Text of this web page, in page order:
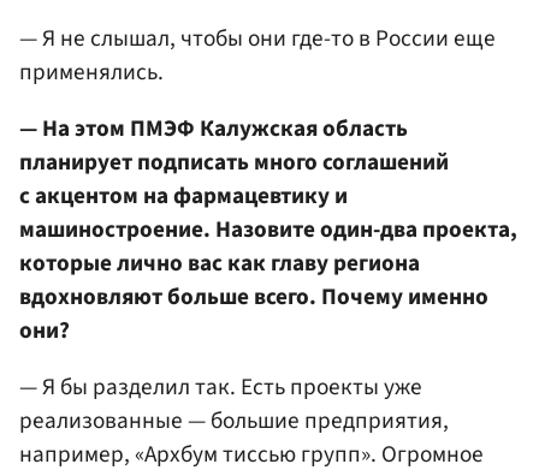
— Я не слышал, чтобы они где-то в России еще
применялись.
— На этом ПМЭФ Калужская область
планирует подписать много соглашений
с акцентом на фармацевтику и
машиностроение. Назовите один-два проекта,
которые лично вас как главу региона
вдохновляют больше всего. Почему именно
они?
— Я бы разделил так. Есть проекты уже
реализованные — большие предприятия,
например, «Архбум тиссью групп». Огромное